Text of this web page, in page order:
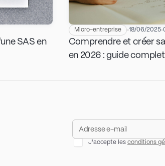
SAS en
Micro-entreprise 18/06/2025
Comprendre et créer
en 2026 : guide complet
J'accepte les conditions